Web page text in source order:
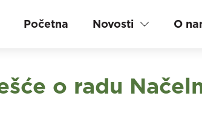
Početna Novosti O
o radu